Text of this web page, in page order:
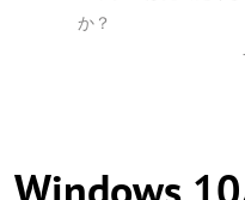
か？